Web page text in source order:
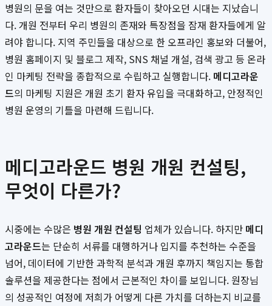
병원의 문을 여는 것만으로 환자들이 찾아오던 시대는 지났습니
다. 개원 전부터 우리 병원의 존재와 특장점을 잠재 환자들에게 알
려야 합니다. 지역 주민들을 대상으로 한 오프라인 홍보와 더불어,
병원 홈페이지 및 블로그 제작, SNS 채널 개설, 검색 광고 등 온라
인 마케팅 전략을 종합적으로 수립하고 실행합니다. 메디고라운
드의 마케팅 지원은 개원 초기 환자 유입을 극대화하고, 안정적인
병원 운영의 기틀을 마련해 드립니다.
메디고라운드 병원 개원 컨설팅,
무엇이 다른가?
시중에는 수많은 병원 개원 컨설팅 업체가 있습니다. 하지만 메디
고라운드는 단순히 서류를 대행하거나 입지를 추천하는 수준을
넘어, 데이터에 기반한 과학적 분석과 개원 후까지 책임지는 통합
솔루션을 제공한다는 점에서 근본적인 차이를 보입니다. 원장님
의 성공적인 여정에 저희가 어떻게 다른 가치를 더하는지 비교를